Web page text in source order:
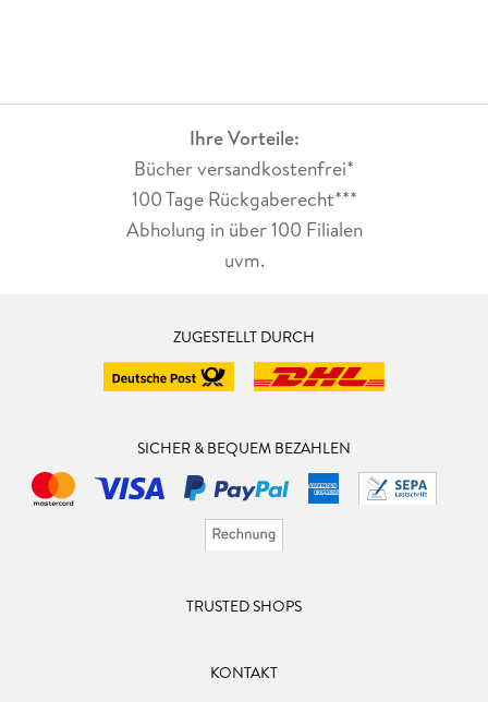
Ihre Vorteile:
Bücher versandkostenfrei*
100 Tage Rückgaberecht***
Abholung in über 100 Filialen
uvm.
ZUGESTELLT DURCH
SICHER & BEQUEM BEZAHLEN
TRUSTED SHOPS
KONTAKT